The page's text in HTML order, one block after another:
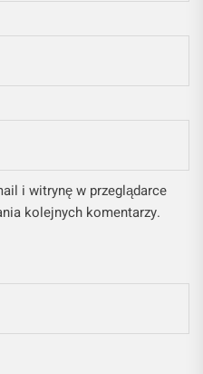
i witrynę w przeglądarce
kolejnych komentarzy.